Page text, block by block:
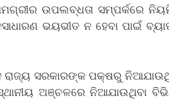
ଉପଲବ୍ଧତା ସମ୍ପର୍କରେ
ଭୟଭୀତ ନ ହେବା ପାଇଁ
ରାଜ୍ୟ ସରକାରଙ୍କ ପକ୍ଷରୁ
ଅଞ୍ଚଳରେ ନିଆଯାଉଥିବା